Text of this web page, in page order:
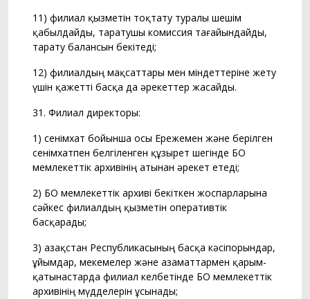
11) филиал қызметін тоқтату туралы шешім
қабылдайды, таратушы комиссия тағайындайды,
тарату балансын бекітеді;
12) филиалдың мақсаттары мен міндеттеріне жету
үшін қажетті басқа да әрекеттер жасайды.
31. Филиал директоры:
1) сенімхат бойынша осы Ережемен және берілген
сенімхатпен белгіленген құзырет шегінде БҚО
мемлекеттік архивінің атынан әрекет етеді;
2) БҚО мемлекеттік архиві бекіткен жоспарларына
сәйкес филиалдың қызметін оперативтік
басқарады;
3) Қазақстан Республикасының басқа кәсіпорындар,
ұйымдар, мекемелер және азаматтармен қарым-
қатынастарда филиал келбетінде БҚО мемлекеттік
архивінің мүдделерін ұсынады;